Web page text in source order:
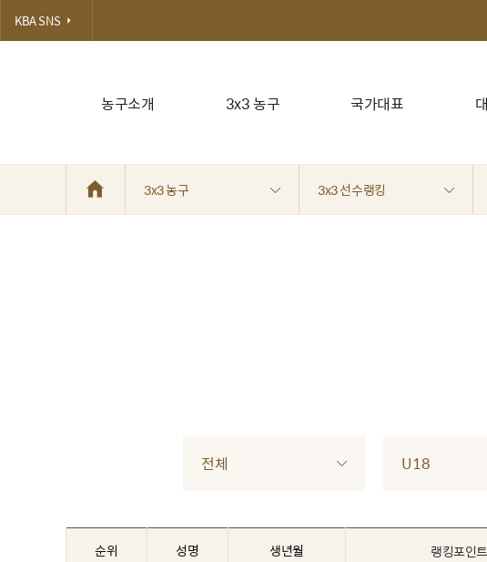
농구소개 3x3 농구 국가대표
KBA SNS
3x3 농구 3x3 선수랭킹
전체 U18
순위 성명 생년월 랭킹포인트